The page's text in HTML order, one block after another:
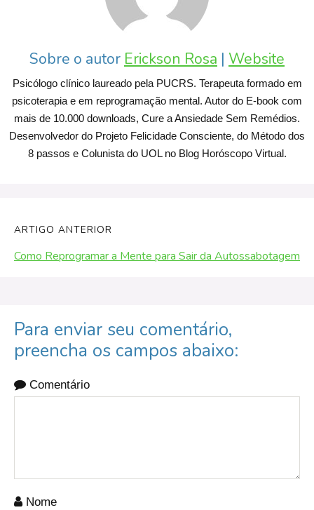
Sobre o autor Erickson Rosa | Website
Psicólogo clínico laureado pela PUCRS. Terapeuta formado em
psicoterapia e em reprogramação mental. Autor do E-book com
mais de 10.000 downloads, Cure a Ansiedade Sem Remédios.
Desenvolvedor do Projeto Felicidade Consciente, do Método dos
8 passos e Colunista do UOL no Blog Horóscopo Virtual.
ARTIGO ANTERIOR
Como Reprogramar a Mente para Sair da Autossabotagem
Para enviar seu comentário,
preencha os campos abaixo:
Comentário
Nome